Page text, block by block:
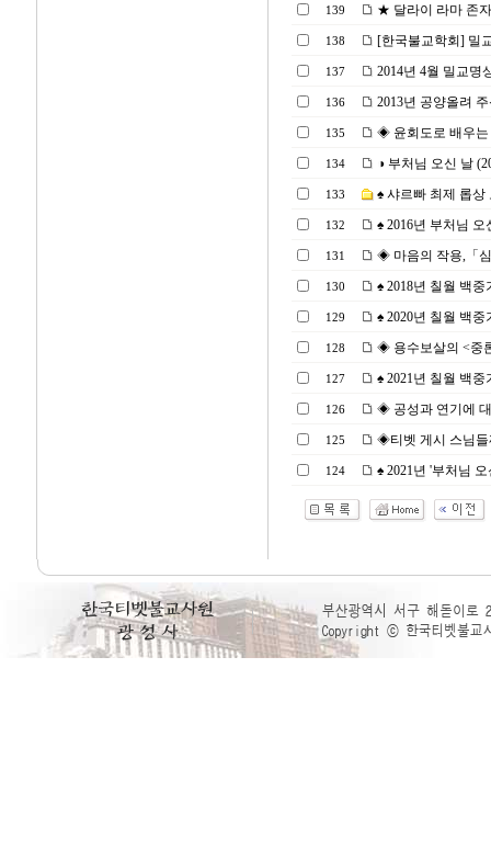
139 ★ 달라이 라마 존
138 [한국불교학회] 밀
137 2014년 4월 밀교명
136 2013년 공양올려
135 ◈ 윤회도로 배우는
134 ◑ 부처님 오신 날
133 ♠ 샤르빠 최제 롭상
132 ♠ 2016년 부처님
131 ◈ 마음의 작용,「심
130 ♠ 2018년 칠월 백중
129 ♠ 2020년 칠월 백중
128 ◈ 용수보살의 <중
127 ♠ 2021년 칠월 백중
126 ◈ 공성과 연기에
125 ◈티벳 게시 스님들
124 ♠ 2021년 '부처님